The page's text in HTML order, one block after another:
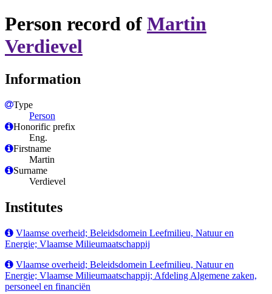
Person record of Martin
Verdievel
Information
Type
Person
Honorific prefix
Eng.
Firstname
Martin
Surname
Verdievel
Institutes
Vlaamse overheid; Beleidsdomein Leefmilieu, Natuur en
Energie; Vlaamse Milieumaatschappij
Vlaamse overheid; Beleidsdomein Leefmilieu, Natuur en
Energie; Vlaamse Milieumaatschappij; Afdeling Algemene zaken,
personeel en financiën